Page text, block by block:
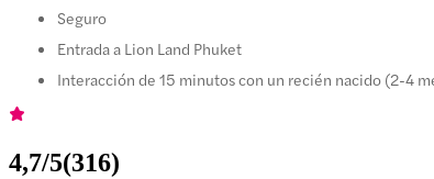
Seguro
Entrada a Lion Land Phuket
Interacción de 15 minutos con un recién nacido (2-4
4,7/5(316)